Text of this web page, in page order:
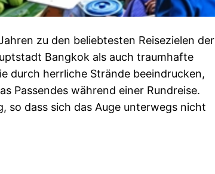
zu den beliebtesten Reisezielen der
Bangkok als auch traumhafte
durch herrliche Strände beeindrucken,
Passendes während einer Rundreise.
so dass sich das Auge unterwegs nicht